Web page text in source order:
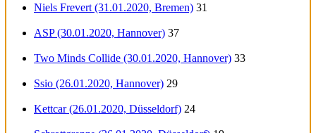
Niels Frevert (31.01.2020, Bremen) 31
ASP (30.01.2020, Hannover) 37
Two Minds Collide (30.01.2020, Hannover) 33
Ssio (26.01.2020, Hannover) 29
Kettcar (26.01.2020, Düsseldorf) 24